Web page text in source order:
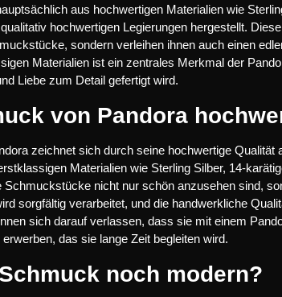
aus hochwertigen Materialien wie
hochwertigen Legierungen hergestellt.
sondern verleihen ihnen auch einen
Materialien ist ein zentrales Merkmal der
Liebe zum Detail gefertigt wird.
von Pandora
zeichnet sich durch seine hochwertige Qualität
Materialien wie Sterling Silber, 14-
nicht nur schön anzusehen sind,
sorgfältig verarbeitet, und die handwerkliche
sich darauf verlassen, dass sie mit einem
das sie lange Zeit begleiten wird.
noch modern?